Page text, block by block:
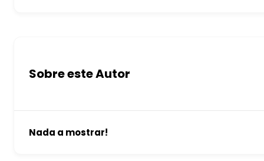
Sobre este Autor
Nada a mostrar!